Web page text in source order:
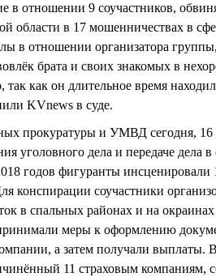
в отношении 9 соучастников,
в 17 мошенничествах в
в отношении организатора
брата и своих знакомых в
так как он длительное время
KVnews в суде.
прокуратуры и УМВД сегодня, 16
уголовного дела и передаче дела
годов фигуранты
конспирации соучастники
в спальных районах и на
меры к оформлению
а затем получали выплаты.
11 страховым компаниям,